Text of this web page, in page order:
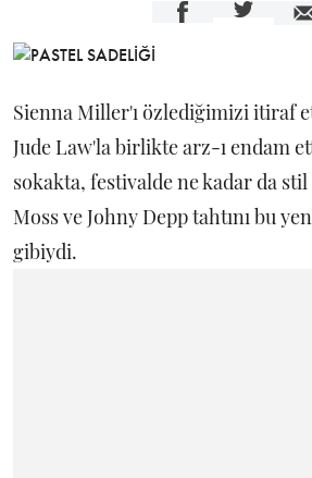
Sienna Miller'ı özlediğimizi itiraf
Jude Law'la birlikte arz-ı endam
sokakta, festivalde ne kadar da
Moss ve Johny Depp tahtını bu
gibiydi.